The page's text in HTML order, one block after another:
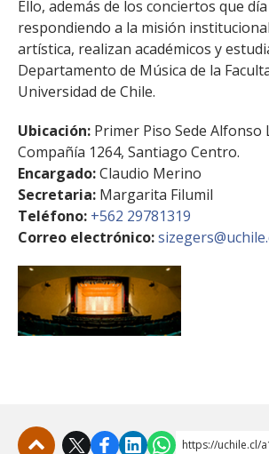
Ello, además de los conciertos que
respondiendo a la misión
artística, realizan académicos y
Departamento de Música de la
Universidad de Chile.
Ubicación: Primer Piso Sede Alfonso
Compañía 1264, Santiago Centro.
Encargado:Claudio Merino
Secretaria: Margarita Filumil
Teléfono: +562 29781319
Correo electrónico:
https://uchile.cl/